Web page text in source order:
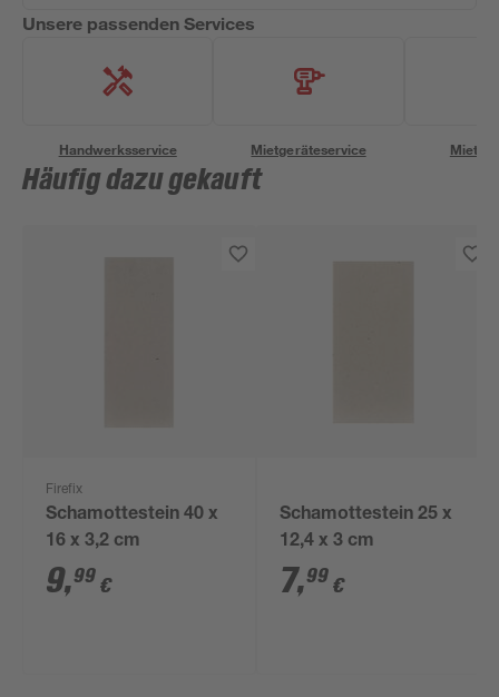
Unsere passenden Services
Handwerksservice Mietgeräteservice
Häufig dazu gekauft
Firefix
Schamottestein 40 x
16 x 3,2 cm
9,99 €
Schamottestein 25 x
12,4 x 3 cm
7,99 €